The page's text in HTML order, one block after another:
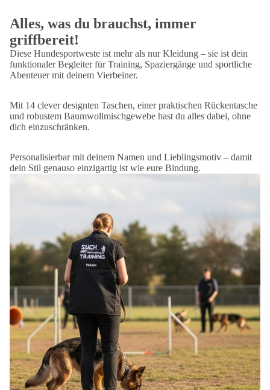
Alles, was du brauchst, immer
griffbereit!
Diese Hundesportweste ist mehr als nur Kleidung – sie ist dein
funktionaler Begleiter für Training, Spaziergänge und sportliche
Abenteuer mit deinem Vierbeiner.
Mit 14 clever designten Taschen, einer praktischen Rückentasche
und robustem Baumwollmischgewebe hast du alles dabei, ohne
dich einzuschränken.
Personalisierbar mit deinem Namen und Lieblingsmotiv – damit
dein Stil genauso einzigartig ist wie eure Bindung.